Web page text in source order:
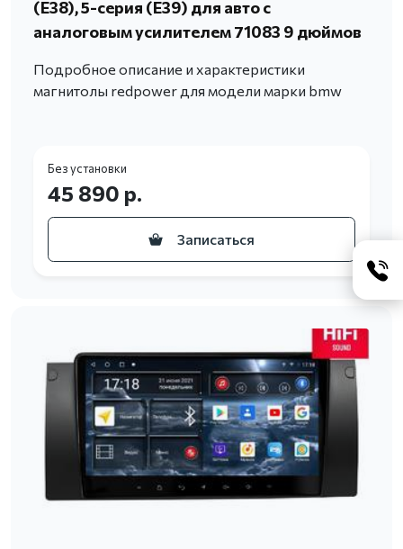
(Е38), 5-серия (Е39) для авто с
аналоговым усилителем 71083 9 дюймов
Подробное описание и характеристики
магнитолы redpower для модели марки bmw
Без установки
45 890 р.
Записаться